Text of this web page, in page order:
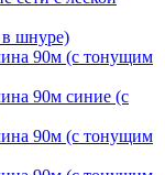
в шнуре)
90м (с тонущим
90м синие (с
90м (с тонущим